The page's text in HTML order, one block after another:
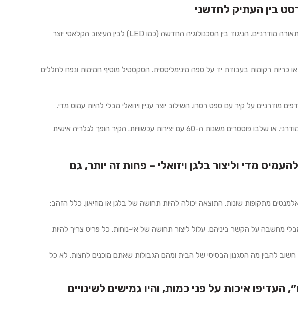
בין העתיק לחדשני
שלבו מנורת וינטג’ עומדת יחד עם גופי תאורה מודרניים. הניגוד בין הטכנולוגיה החדשה (כמו LED) לבין העיצוב הקלאסי יוצר
כריות רקומות בעבודת יד על ספה מינימליסטית. הטקסטיל מוסיף חמימות ונפח לחללים
מודרניים על קיר עם טפט רטרו. השילוב יוצר עניין ויזואלי מבלי להיות עמוס מדי.
תלו ציור שמן קלאסי לצד הדפס מודרני. או שלבו פוסטרים משנות ה-60 עם יצירות עכשוויות. הקיר הופך לגלריה אישית
מדי וליצור בלגן ויזואלי – פחות זה יותר, גם
מתקופות שונות. התוצאה יכולה להיות תחושה של בלגן או מוזיאון. כלל הזהב:
מחשבה על הקשר ביניהם, עלול ליצור תחושה של אי-נוחות. כל פריט צריך להיות
חשוב להבין מה הסגנון הבסיסי של הבית ומהם הגבולות שאתם מוכנים לחצות. לא כל
איכות על פני כמות, והיו גמישים לשינויים